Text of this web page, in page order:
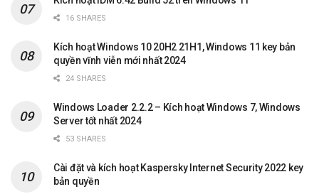
16 SHARES
Kích hoạt Windows 10 20H2 21H1, Windows 11 key bản
quyền vĩnh viễn mới nhất 2024
24 SHARES
Windows Loader 2.2.2 – Kích hoạt Windows 7, Windows
Server tốt nhất 2024
53 SHARES
Cài đặt và kích hoạt Kaspersky Internet Security 2022 key
bản quyền